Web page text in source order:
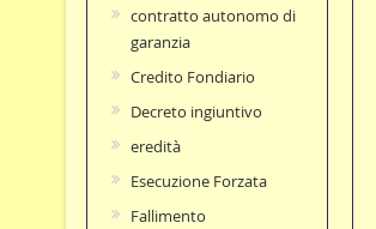
contratto autonomo di
garanzia
Credito Fondiario
Decreto ingiuntivo
eredità
Esecuzione Forzata
Fallimento